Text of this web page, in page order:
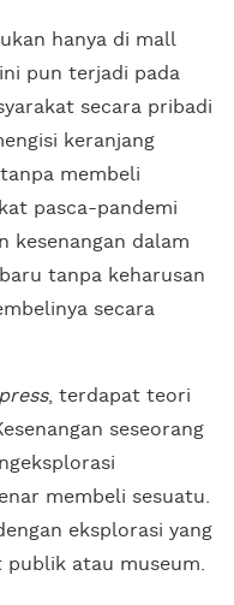
hanya di mall
pun terjadi pada
secara pribadi
keranjang
membeli
pasca-pandemi
kesenangan dalam
tanpa keharusan
secara
, terdapat teori
seseorang
membeli sesuatu.
eksplorasi yang
atau museum.